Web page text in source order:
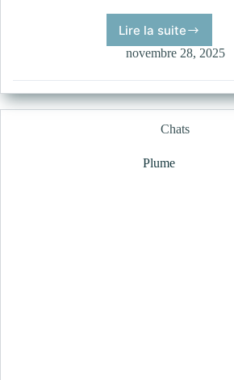
Lire la suite
Kira
novembre 28, 2025
Chats
Plume